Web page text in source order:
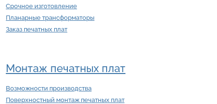
Срочное изготовление
Планарные трансформаторы
Заказ печатных плат
Монтаж печатных плат
Возможности производства
Поверхностный монтаж печатных плат